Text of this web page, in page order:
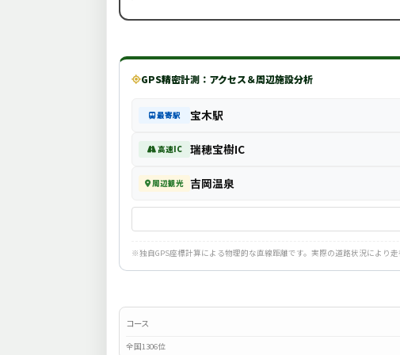
GPS精密計測：アクセス＆周辺施設分析
最寄駅 宝木駅
高速IC 瑞穂宝樹IC
周辺観光 吉岡温泉
※独自GPS座標計算による物理的な直線距離です。実際の道路状況により
コース
全国1306位